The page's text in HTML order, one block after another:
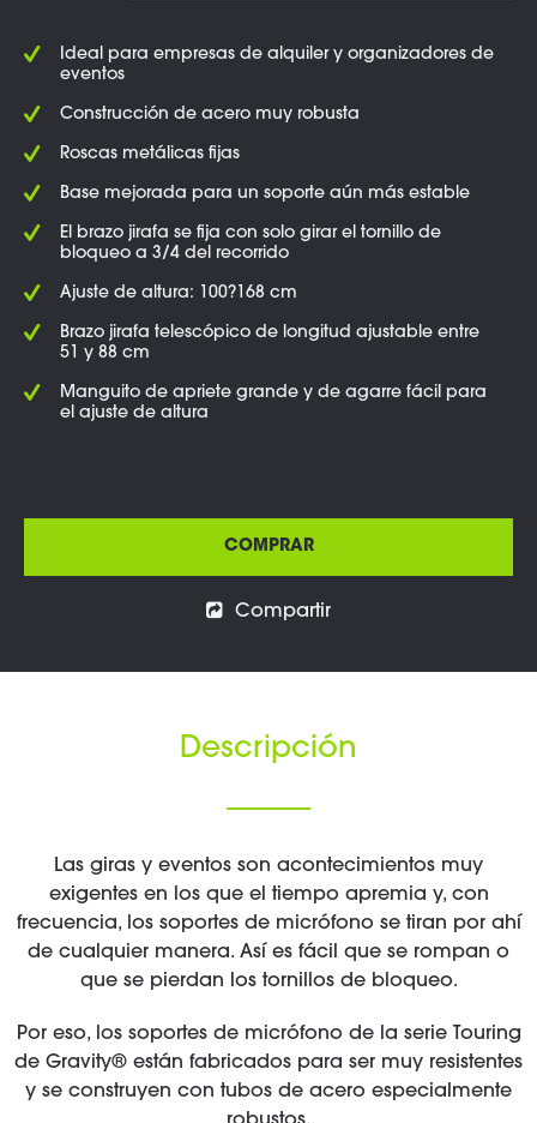
Ideal para empresas de alquiler y organizadores de
eventos
Construcción de acero muy robusta
Roscas metálicas fijas
Base mejorada para un soporte aún más estable
El brazo jirafa se fija con solo girar el tornillo de
bloqueo a 3/4 del recorrido
Ajuste de altura: 100?168 cm
Brazo jirafa telescópico de longitud ajustable entre
51 y 88 cm
Manguito de apriete grande y de agarre fácil para
el ajuste de altura
COMPRAR
Compartir
Descripción
Las giras y eventos son acontecimientos muy
exigentes en los que el tiempo apremia y, con
frecuencia, los soportes de micrófono se tiran por ahí
de cualquier manera. Así es fácil que se rompan o
que se pierdan los tornillos de bloqueo.
Por eso, los soportes de micrófono de la serie Touring
de Gravity® están fabricados para ser muy resistentes
y se construyen con tubos de acero especialmente